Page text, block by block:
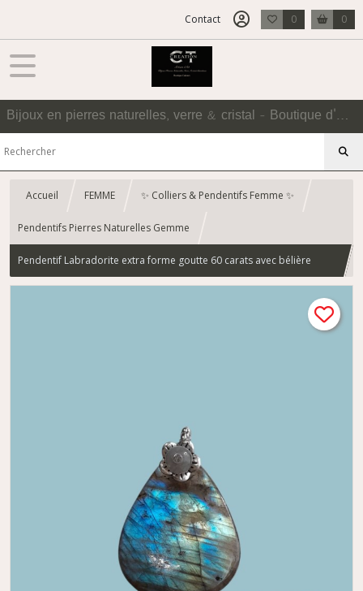
Contact 0 0
Bijoux en pierres naturelles, verre & cristal - Boutique d'Accessoires
Accueil FEMME ✨ Colliers & Pendentifs Femme ✨
Pendentifs Pierres Naturelles Gemme
Pendentif Labradorite extra forme goutte 60 carats avec bélière